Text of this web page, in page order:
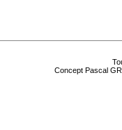
Concept Pascal